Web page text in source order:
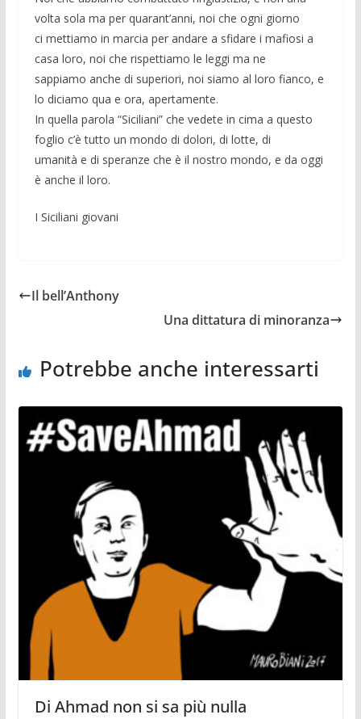
volta sola ma per quarant’anni, noi che ogni giorno
ci mettiamo in marcia per andare a sfidare i mafiosi a
casa loro, noi che rispettiamo le leggi ma ne
sappiamo anche di superiori, noi siamo al loro fianco, e
lo diciamo qua e ora, apertamente.
In quella parola “Siciliani” che vedete in cima a questo
foglio c’è tutto un mondo di dolori, di lotte, di
umanità e di speranze che è il nostro mondo, e da oggi
è anche il loro.
I Siciliani giovani
Il bell’Anthony
Una dittatura di minoranza
Potrebbe anche interessarti
Di Ahmad non si sa più nulla